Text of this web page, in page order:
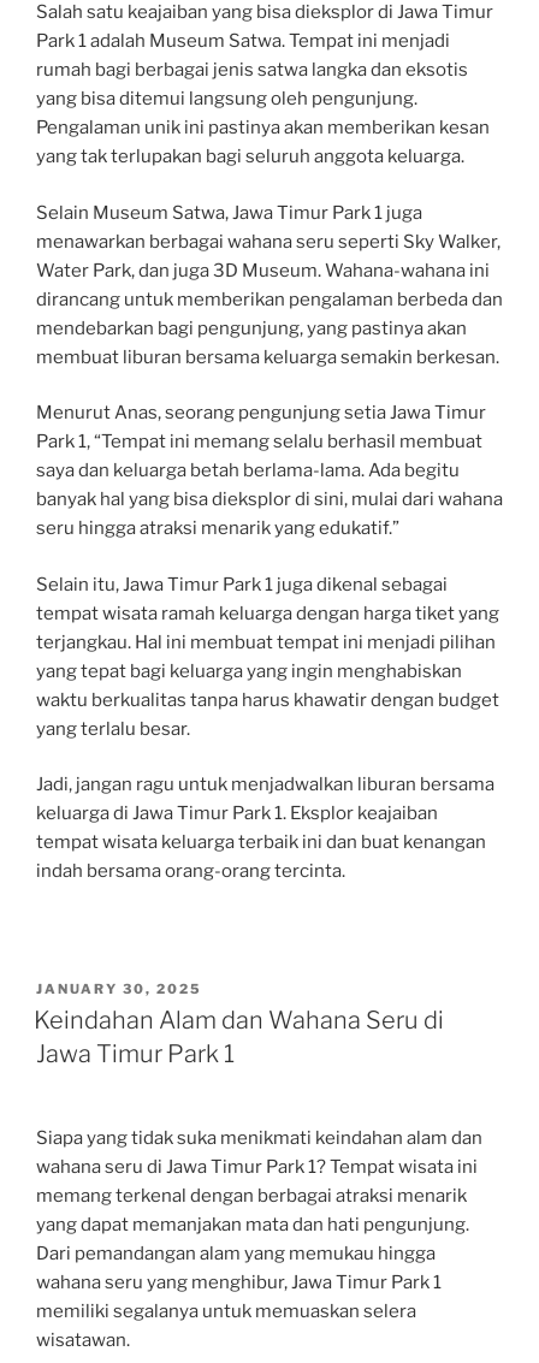
Salah satu keajaiban yang bisa dieksplor di Jawa Timur
Park 1 adalah Museum Satwa. Tempat ini menjadi
rumah bagi berbagai jenis satwa langka dan eksotis
yang bisa ditemui langsung oleh pengunjung.
Pengalaman unik ini pastinya akan memberikan kesan
yang tak terlupakan bagi seluruh anggota keluarga.
Selain Museum Satwa, Jawa Timur Park 1 juga
menawarkan berbagai wahana seru seperti Sky Walker,
Water Park, dan juga 3D Museum. Wahana-wahana ini
dirancang untuk memberikan pengalaman berbeda dan
mendebarkan bagi pengunjung, yang pastinya akan
membuat liburan bersama keluarga semakin berkesan.
Menurut Anas, seorang pengunjung setia Jawa Timur
Park 1, “Tempat ini memang selalu berhasil membuat
saya dan keluarga betah berlama-lama. Ada begitu
banyak hal yang bisa dieksplor di sini, mulai dari wahana
seru hingga atraksi menarik yang edukatif.”
Selain itu, Jawa Timur Park 1 juga dikenal sebagai
tempat wisata ramah keluarga dengan harga tiket yang
terjangkau. Hal ini membuat tempat ini menjadi pilihan
yang tepat bagi keluarga yang ingin menghabiskan
waktu berkualitas tanpa harus khawatir dengan budget
yang terlalu besar.
Jadi, jangan ragu untuk menjadwalkan liburan bersama
keluarga di Jawa Timur Park 1. Eksplor keajaiban
tempat wisata keluarga terbaik ini dan buat kenangan
indah bersama orang-orang tercinta.
POSTED
ON
JANUARY 30, 2025
Keindahan Alam dan Wahana Seru di
Jawa Timur Park 1
Siapa yang tidak suka menikmati keindahan alam dan
wahana seru di Jawa Timur Park 1? Tempat wisata ini
memang terkenal dengan berbagai atraksi menarik
yang dapat memanjakan mata dan hati pengunjung.
Dari pemandangan alam yang memukau hingga
wahana seru yang menghibur, Jawa Timur Park 1
memiliki segalanya untuk memuaskan selera
wisatawan.